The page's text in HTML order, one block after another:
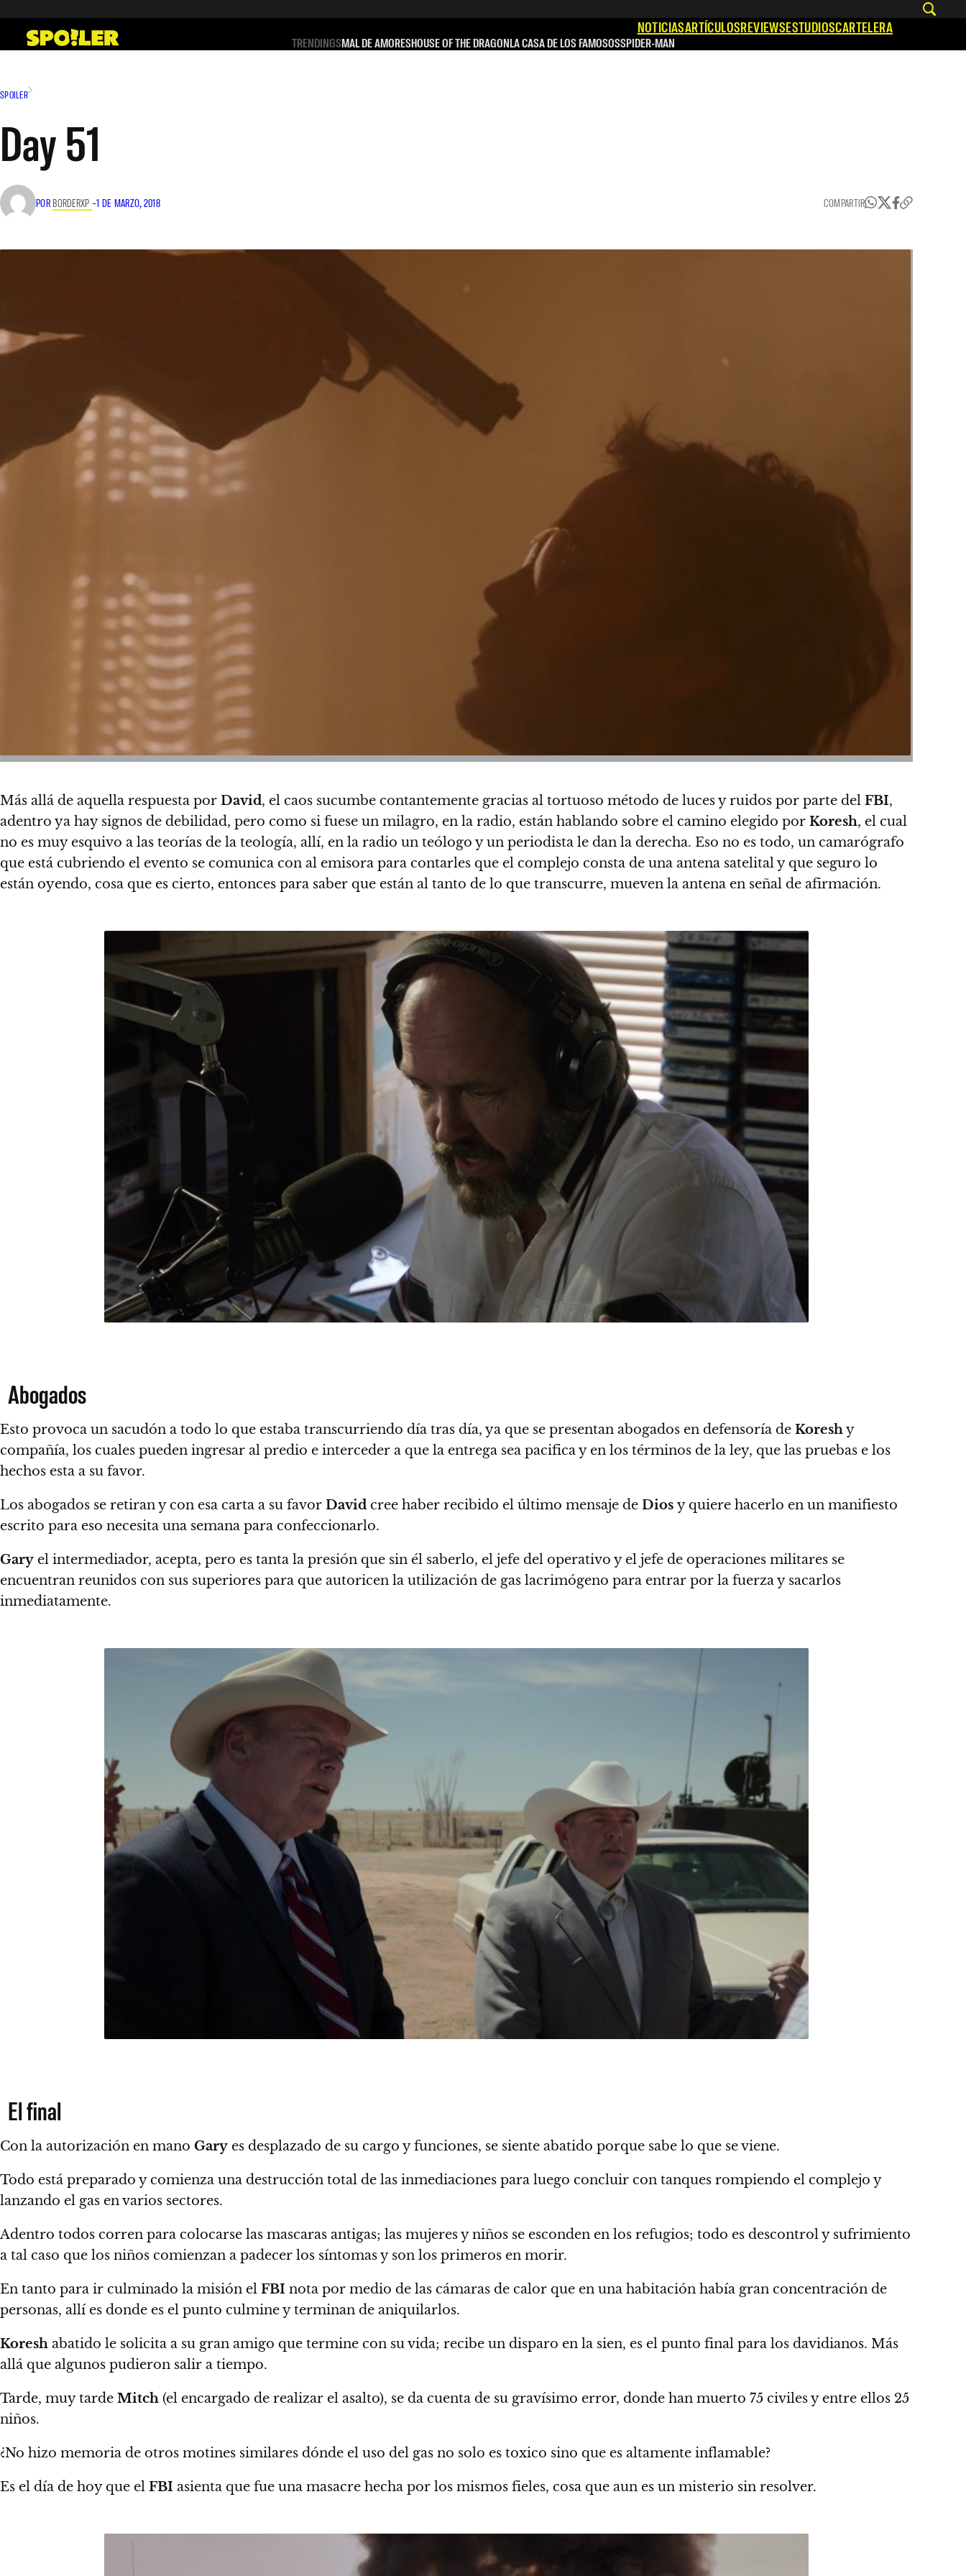
contenido
NOTICIASARTÍCULOSREVIEWSESTUDIOSCARTELERA
TRENDINGSMAL DE AMORESHOUSE OF THE DRAGONLA CASA DE LOS FAMOSOSSPIDER-MAN
SPOILER
Day 51
POR BORDERXP –1 DE MARZO, 2018 COMPARTIR
Más allá de aquella respuesta por David, el caos sucumbe contantemente gracias al tortuoso método de luces y ruidos por parte del FBI,
adentro ya hay signos de debilidad, pero como si fuese un milagro, en la radio, están hablando sobre el camino elegido por Koresh, el cual
no es muy esquivo a las teorías de la teología, allí, en la radio un teólogo y un periodista le dan la derecha. Eso no es todo, un camarógrafo
que está cubriendo el evento se comunica con al emisora para contarles que el complejo consta de una antena satelital y que seguro lo
están oyendo, cosa que es cierto, entonces para saber que están al tanto de lo que transcurre, mueven la antena en señal de afirmación.
Abogados
Esto provoca un sacudón a todo lo que estaba transcurriendo día tras día, ya que se presentan abogados en defensoría de Koreshy
compañía, los cuales pueden ingresar al predio e interceder a que la entrega sea pacifica y en los términos de la ley, que las pruebas e los
hechos esta a su favor.
Los abogados se retiran y con esa carta a su favor David cree haber recibido el último mensaje de Dios y quiere hacerlo en un manifiesto
escrito para eso necesita una semana para confeccionarlo.
Gary el intermediador, acepta, pero es tanta la presión que sin él saberlo, el jefe del operativo y el jefe de operaciones militares se
encuentran reunidos con sus superiores para que autoricen la utilización de gas lacrimógeno para entrar por la fuerza y sacarlos
inmediatamente.
El final
Con la autorización en mano Gary es desplazado de su cargo y funciones, se siente abatido porque sabe lo que se viene.
Todo está preparado y comienza una destrucción total de las inmediaciones para luego concluir con tanques rompiendo el complejo y
lanzando el gas en varios sectores.
Adentro todos corren para colocarse las mascaras antigas; las mujeres y niños se esconden en los refugios; todo es descontrol y sufrimiento
a tal caso que los niños comienzan a padecer los síntomas y son los primeros en morir.
En tanto para ir culminado la misión el FBI nota por medio de las cámaras de calor que en una habitación había gran concentración de
personas, allí es donde es el punto culmine y terminan de aniquilarlos.
Koresh abatido le solicita a su gran amigo que termine con su vida; recibe un disparo en la sien, es el punto final para los davidianos. Más
allá que algunos pudieron salir a tiempo.
Tarde, muy tarde Mitch (el encargado de realizar el asalto), se da cuenta de su gravísimo error, donde han muerto 75 civiles y entre ellos 25
niños.
¿No hizo memoria de otros motines similares dónde el uso del gas no solo es toxico sino que es altamente inflamable?
Es el día de hoy que el FBI asienta que fue una masacre hecha por los mismos fieles, cosa que aun es un misterio sin resolver.